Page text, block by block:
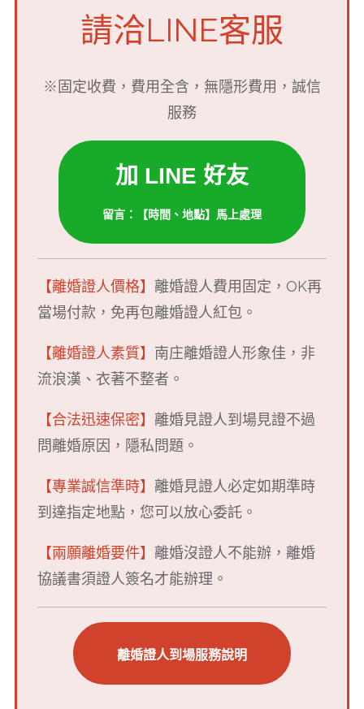
請洽LINE客服
※固定收費，費用全含，無隱形費用，誠信
服務
加 LINE 好友
留言：【時間、地點】馬上處理
【離婚證人價格】 離婚證人費用固定，OK再
當場付款，免再包離婚證人紅包。
【離婚證人素質】 南庄離婚證人形象佳，非
流浪漢、衣著不整者。
【合法迅速保密】 離婚見證人到場見證不過
問離婚原因，隱私問題。
【專業誠信準時】 離婚見證人必定如期準時
到達指定地點，您可以放心委託。
【兩願離婚要件】 離婚沒證人不能辦，離婚
協議書須證人簽名才能辦理。
離婚證人到場服務說明